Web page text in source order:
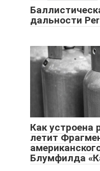
дальности
Как устроена
летит
Блумфилда